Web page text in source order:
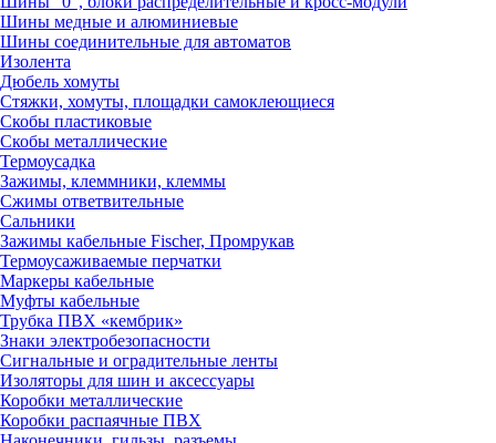
Шины медные и алюминиевые
Шины соединительные для автоматов
Изолента
Дюбель хомуты
Стяжки, хомуты, площадки самоклеющиеся
Скобы пластиковые
Скобы металлические
Термоусадка
Зажимы, клеммники, клеммы
Сжимы ответвительные
Сальники
Зажимы кабельные Fischer, Промрукав
Термоусаживаемые перчатки
Маркеры кабельные
Муфты кабельные
Трубка ПВХ «кембрик»
Знаки электробезопасности
Сигнальные и оградительные ленты
Изоляторы для шин и аксессуары
Коробки металлические
Коробки распаячные ПВХ